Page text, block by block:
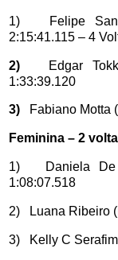
1) Felipe
2:15:41.115 – 4
2)
Edgar
1:33:39.120
3) Fabiano Motta
Feminina – 2
1) Daniela De
1:08:07.518
2) Luana Ribeiro
3) Kelly C